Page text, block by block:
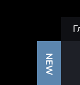
NEW